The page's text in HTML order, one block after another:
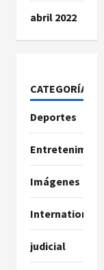
abril 2022
CATEGORÍAS
Deportes
Imágenes
International
judicial